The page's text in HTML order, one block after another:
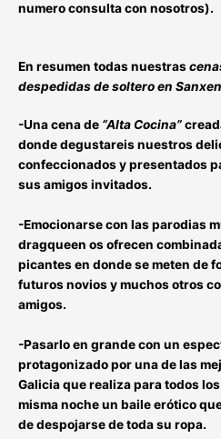
numero consulta con nosotros).
En resumen todas nuestras
despedidas de soltero en
-Una cena de “Alta Cocina”
donde degustareis nuestros
confeccionados y presentados
sus amigos invitados.
-Emocionarse con las parodias
dragqueen os ofrecen
picantesen donde se meten de
futuros novios y muchos otros
amigos.
-Pasarlo en grande con un
protagonizado por una de las
Galiciaque realiza para todos
misma noche un baile erótico
de despojarse de toda su ropa.